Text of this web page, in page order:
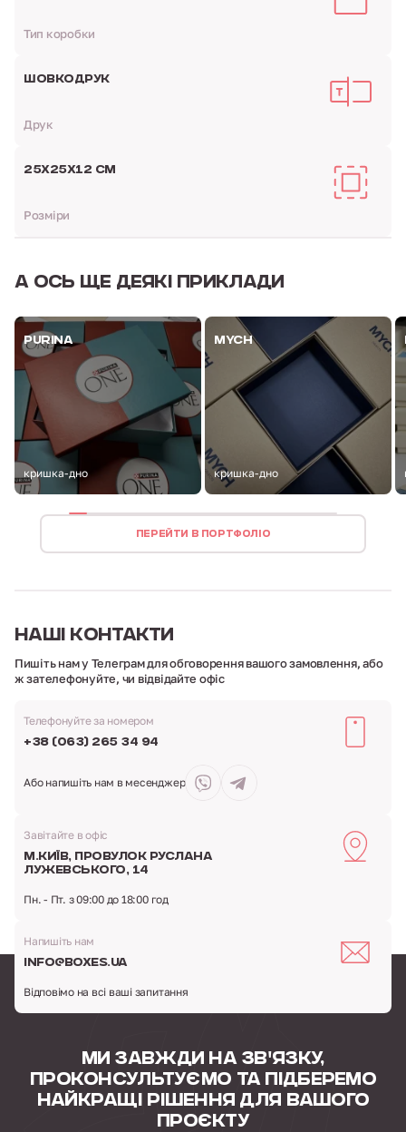
Тип коробки
ШОВКОДРУК
Друк
25Х25Х12 СМ
Розміри
А ОСЬ ЩЕ ДЕЯКІ ПРИКЛАДИ
PURINA
кришка-дно
MYCH
кришка-дно
ПЕРЕЙТИ В ПОРТФОЛІО
НАШІ КОНТАКТИ
Пишіть нам у Телеграм для обговорення вашого замовлення,або
ж зателефонуйте, чи відвідайте офіс
Телефонуйте за номером
+38 (063) 265 34 94
Або напишіть нам в месенджер
Завітайте в офіс
м.Київ,провулок Руслана
Лужевського, 14
Пн. - Пт. з 09:00 до 18:00 год
Напишіть нам
info@boxes.ua
Відповімо на всі ваші запитання
МИ ЗАВЖДИ НА ЗВ'ЯЗКУ,
ПРОКОНСУЛЬТУЄМО ТА ПІДБЕРЕМО
НАЙКРАЩІ РІШЕННЯ ДЛЯ ВАШОГО
ПРОЄКТУ